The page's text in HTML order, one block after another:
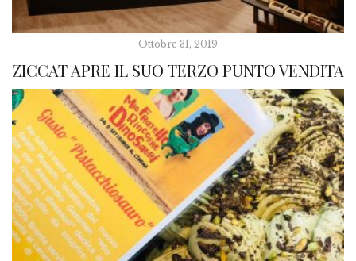
Ottobre 31, 2019
ZICCAT APRE IL SUO TERZO PUNTO VENDITA